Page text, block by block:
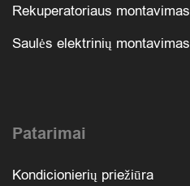
Rekuperatoriaus montavimas
Saulės elektrinių montavimas
Patarimai
Kondicionierių priežiūra